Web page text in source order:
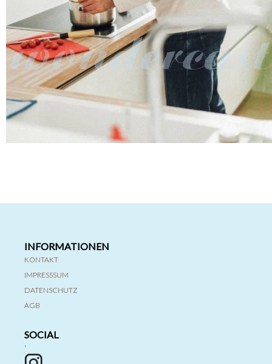
INFORMATIONEN
KONTAKT
IMPRESSSUM
DATENSCHUTZ
AGB
SOCIAL
'